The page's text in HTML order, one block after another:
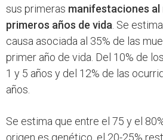
sus primeras manifestaciones
primeros años de vida. Se
causa asociada al 35% de las
primer año de vida. Del 10% de
1 y 5 años y del 12% de las
años.
Se estima que entre el 75 y el
origen es genético, el 20-25%